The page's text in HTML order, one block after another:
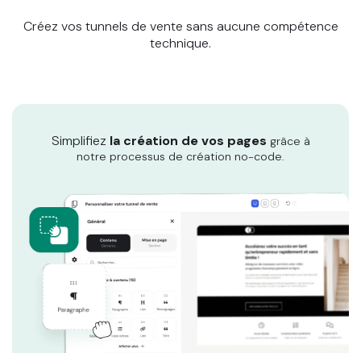
Créez vos tunnels de vente sans aucune compétence
technique.
Simplifiez la création de vos pages grâce à
notre processus de création no-code.